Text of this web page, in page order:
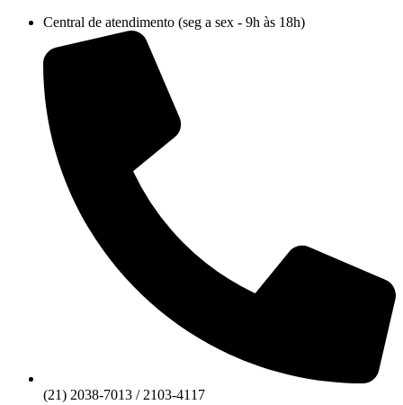
conteúdo
Central de atendimento (seg a sex - 9h às 18h)
(21) 2038-7013 / 2103-4117